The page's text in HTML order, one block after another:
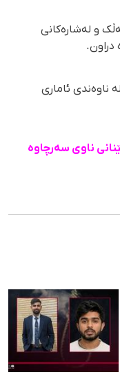
خەڵک و لەشارەکانی
دراون.
ئەو ٥٦ کەسە لە ناوەندی ئاماری
ناوی سەرچاوە